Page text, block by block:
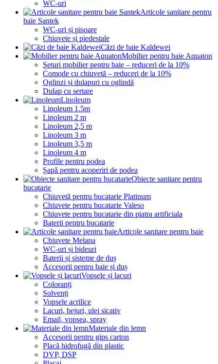
WC-uri
Articole sanitare pentru
baie Santek
WC-uri și pisoare
Chiuvete și piedestale
Căzi de baie Kaldewei
Mobilier pentru baie Aquaton
Seturi mobilier pentru baie – reduceri de la 10%
Comode cu chiuvetă – reduceri de la 10%
Oglinzi și dulapuri cu oglindă
Dulap cu sertare
Linoleum
Linoleum 1.5m
Linoleum 2 m
Linoleum 2,5 m
Linoleum 3 m
Linoleum 3,5 m
Linoleum 4 m
Profile pentru podea
Șapă pentru acoperiri de podea
Obiecte sanitare pentru
bucatarie
Chiuvetă pentru bucatarie Platinum
Chiuvete pentru bucatarie Valeso
Chiuvete pentru bucatarie din piatra artificiala
Baterii pentru bucatarie
Articole sanitare pentru baie
Chiuvete Melana
WC-uri și bideuri
Baterii și sisteme de duș
Accesorii pentru baie și duș
Vopsele și lacuri
Coloranți
Solvenți
Vopsele acrilice
Lacuri, bejuri, ulei sicativ
Email, vopsea, spray
Materiale din lemn
Accesorii pentru gips carton
Placă hidrofugă din plastic
DVP, DSP